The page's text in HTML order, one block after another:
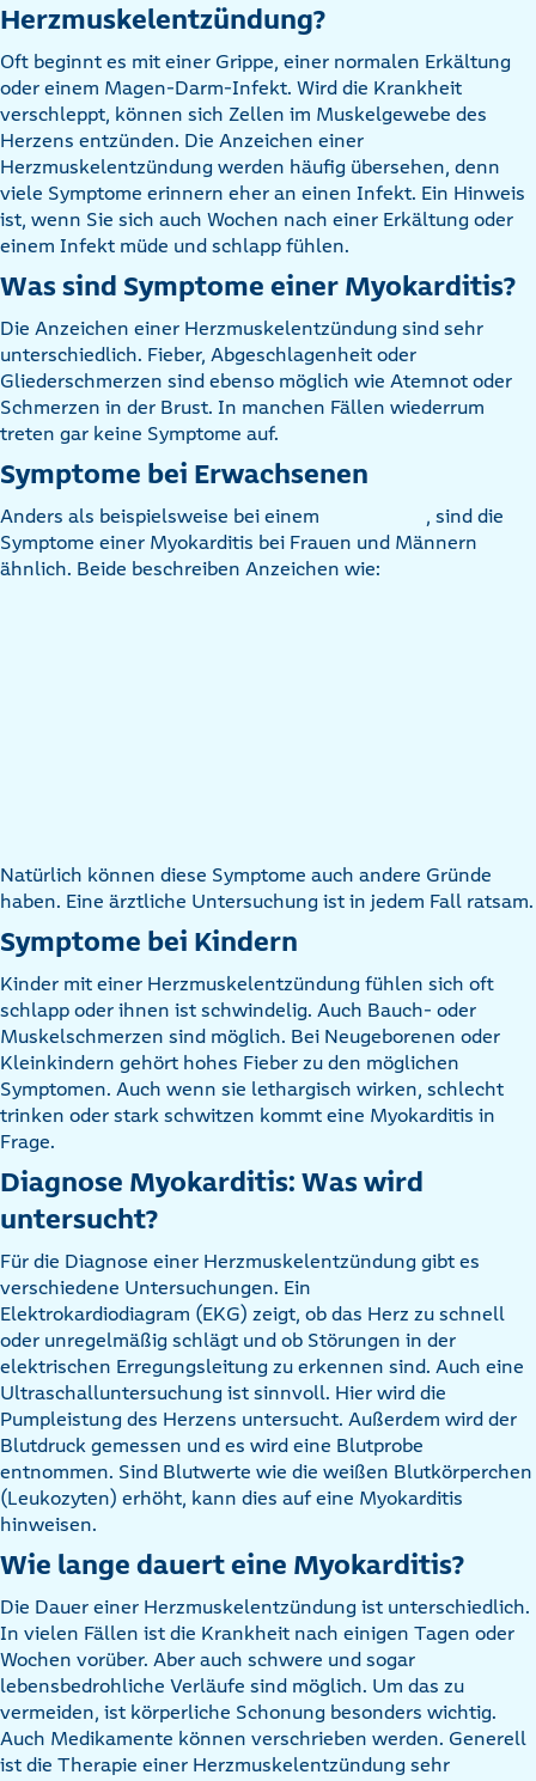
Herzmuskelentzündung?
Oft beginnt es mit einer Grippe, einer normalen Erkältung
oder einem Magen-Darm-Infekt. Wird die Krankheit
verschleppt, können sich Zellen im Muskelgewebe des
Herzens entzünden. Die Anzeichen einer
Herzmuskelentzündung werden häufig übersehen, denn
viele Symptome erinnern eher an einen Infekt. Ein Hinweis
ist, wenn Sie sich auch Wochen nach einer Erkältung oder
einem Infekt müde und schlapp fühlen.
Was sind Symptome einer Myokarditis?
Die Anzeichen einer Herzmuskelentzündung sind sehr
unterschiedlich. Fieber, Abgeschlagenheit oder
Gliederschmerzen sind ebenso möglich wie Atemnot oder
Schmerzen in der Brust. In manchen Fällen wiederrum
treten gar keine Symptome auf.
Symptome bei Erwachsenen
Anders als beispielsweise bei einem
, sind die
Symptome einer Myokarditis bei Frauen und Männern
ähnlich. Beide beschreiben Anzeichen wie:
Natürlich können diese Symptome auch andere Gründe
haben. Eine ärztliche Untersuchung ist in jedem Fall ratsam.
Symptome bei Kindern
Kinder mit einer Herzmuskelentzündung fühlen sich oft
schlapp oder ihnen ist schwindelig. Auch Bauch- oder
Muskelschmerzen sind möglich. Bei Neugeborenen oder
Kleinkindern gehört hohes Fieber zu den möglichen
Symptomen. Auch wenn sie lethargisch wirken, schlecht
trinken oder stark schwitzen kommt eine Myokarditis in
Frage.
Diagnose Myokarditis: Was wird
untersucht?
Für die Diagnose einer Herzmuskelentzündung gibt es
verschiedene Untersuchungen. Ein
Elektrokardiodiagram (EKG) zeigt, ob das Herz zu schnell
oder unregelmäßig schlägt und ob Störungen in der
elektrischen Erregungsleitung zu erkennen sind. Auch eine
Ultraschalluntersuchung ist sinnvoll. Hier wird die
Pumpleistung des Herzens untersucht. Außerdem wird der
Blutdruck gemessen und es wird eine Blutprobe
entnommen. Sind Blutwerte wie die weißen Blutkörperchen
(Leukozyten) erhöht, kann dies auf eine Myokarditis
hinweisen.
Wie lange dauert eine Myokarditis?
Die Dauer einer Herzmuskelentzündung ist unterschiedlich.
In vielen Fällen ist die Krankheit nach einigen Tagen oder
Wochen vorüber. Aber auch schwere und sogar
lebensbedrohliche Verläufe sind möglich. Um das zu
vermeiden, ist körperliche Schonung besonders wichtig.
Auch Medikamente können verschrieben werden. Generell
ist die Therapie einer Herzmuskelentzündung sehr